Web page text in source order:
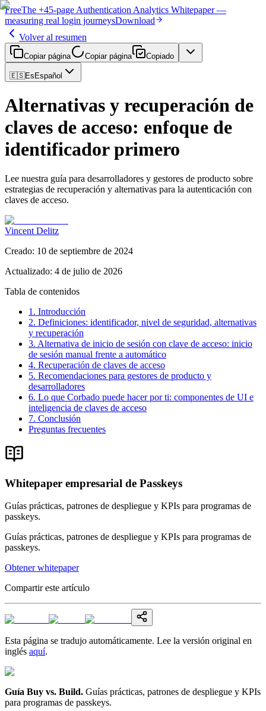
FreeThe +45-page Authentication Analytics Whitepaper —
measuring real login journeysDownload
Volver al resumen
Copiar página Copiar página Copiado
🇪🇸Es Español
Alternativas y recuperación de
claves de acceso: enfoque de
identificador primero
Lee nuestra guía para desarrolladores y gestores de producto sobre
estrategias de recuperación y alternativas para la autenticación con
claves de acceso.
Vincent Delitz
Creado: 10 de septiembre de 2024
Actualizado: 4 de julio de 2026
Tabla de contenidos
1. Introducción
2. Definiciones: identificador, nivel de seguridad, alternativas
y recuperación
3. Alternativa de inicio de sesión con clave de acceso: inicio
de sesión manual frente a automático
4. Recuperación de claves de acceso
5. Recomendaciones para gestores de producto y
desarrolladores
6. Lo que Corbado puede hacer por ti: componentes de UI e
inteligencia de claves de acceso
7. Conclusión
Preguntas frecuentes
Whitepaper empresarial de Passkeys
Guías prácticas, patrones de despliegue y KPIs para programas de
passkeys.
Guías prácticas, patrones de despliegue y KPIs para programas de
passkeys.
Obtener whitepaper
Compartir este artículo
Esta página se tradujo automáticamente. Lee la versión original en
inglés aquí.
Guía Buy vs. Build. Guías prácticas, patrones de despliegue y KPIs
para programas de passkeys.